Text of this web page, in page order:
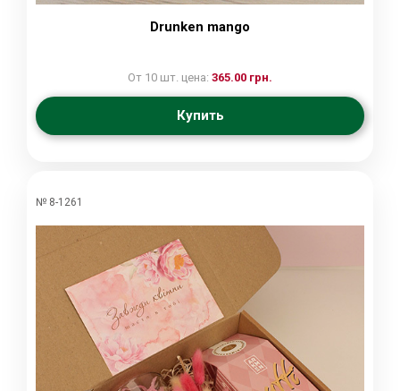
Drunken mango
От 10 шт. цена: 365.00 грн.
Купить
№ 8-1261